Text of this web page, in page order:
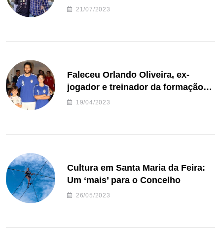
de Freguesia S. João de Ver
21/07/2023
Faleceu Orlando Oliveira, ex-
jogador e treinador da formação
de andebol do Feirense
19/04/2023
Cultura em Santa Maria da Feira:
Um ‘mais’ para o Concelho
26/05/2023